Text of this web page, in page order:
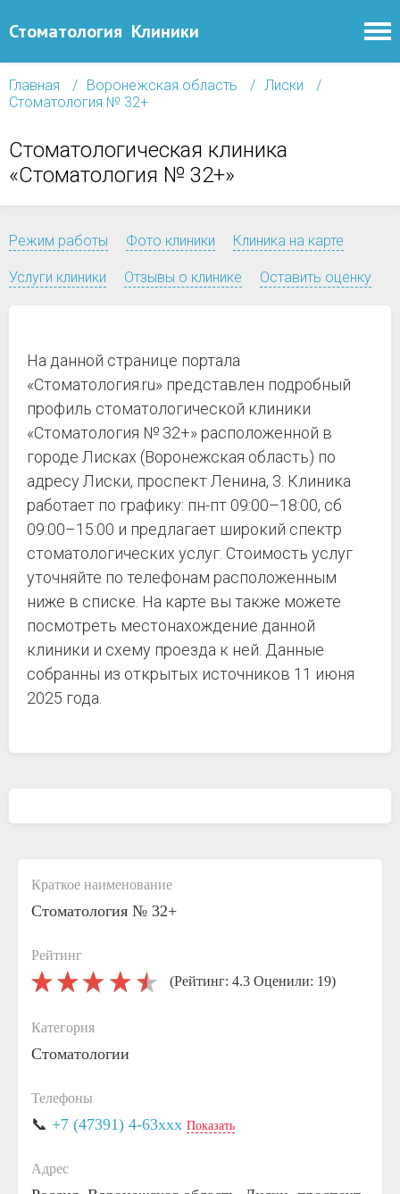
Стоматология Клиники
Главная Воронежская область
Лиски
Стоматология № 32+
Стоматологическая клиника
«Стоматология № 32+»
Режим работы Фото клиники Клиника на карте
Услуги клиники Отзывы о клинике Оставить оценку
На данной странице портала
«Стоматология.ru» представлен подробный
профиль стоматологической клиники
«Стоматология № 32+» расположенной в
городе Лисках (Воронежская область) по
адресу Лиски, проспект Ленина, 3. Клиника
работает по графику: пн-пт 09:00–18:00, сб
09:00–15:00 и предлагает широкий спектр
стоматологических услуг. Стоимость услуг
уточняйте по телефонам расположенным
ниже в списке. На карте вы также можете
посмотреть местонахождение данной
клиники и схему проезда к ней. Данные
собранны из открытых источников 11 июня
2025 года.
Краткое наименование
Стоматология № 32+
Рейтинг
(Рейтинг: 4.3 Оценили: 19)
Категория
Стоматологии
Телефоны
📞 +7 (47391) 4-63xxx Показать
Адрес